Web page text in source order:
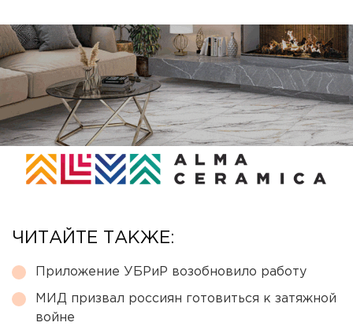
ЧИТАЙТЕ ТАКЖЕ:
Приложение УБРиР возобновило работу
МИД призвал россиян готовиться к затяжной
войне